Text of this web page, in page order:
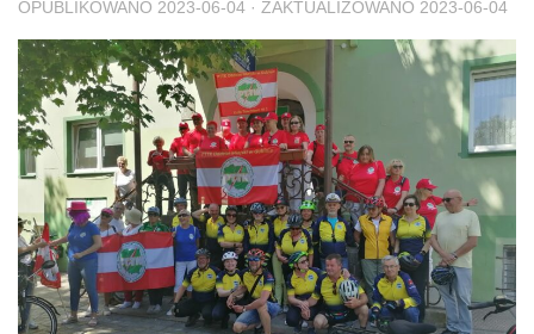
OPUBLIKOWANO 2023-06-04 · ZAKTUALIZOWANO 2023-06-04